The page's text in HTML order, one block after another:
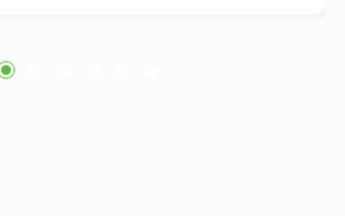
segurança e praticidade para